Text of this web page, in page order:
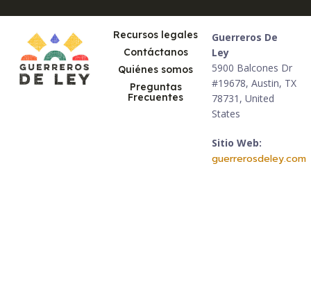
Recursos legales
Contáctanos
Quiénes somos
Preguntas
Frecuentes
Guerreros De
Ley
5900 Balcones Dr
#19678, Austin, TX
78731, United
States
Sitio Web:
guerrerosdeley.com